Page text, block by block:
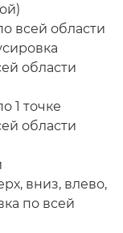
всей области
области
1 точке
области
вниз, влево,
по всей